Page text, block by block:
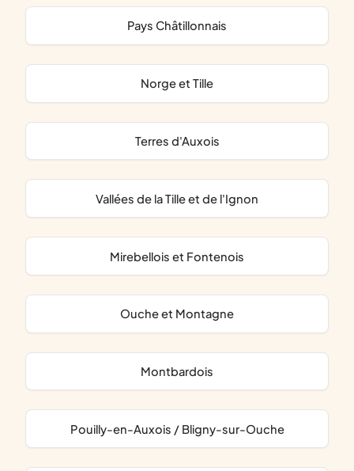
Pays Châtillonnais
Norge et Tille
Terres d'Auxois
Vallées de la Tille et de l'Ignon
Mirebellois et Fontenois
Ouche et Montagne
Montbardois
Pouilly-en-Auxois / Bligny-sur-Ouche